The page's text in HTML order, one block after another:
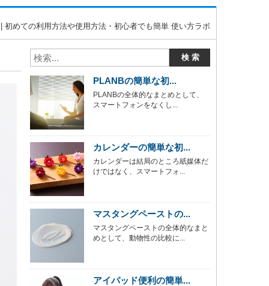
めての利用方法や使用方法・初心者でも簡単 使い方ラボ
PLANBの簡単な初...
PLANBの全体的なまとめとして、
スマートフォンをなくし...
カレンダーの簡単な初...
カレンダーは結局のところ紙媒体だ
けではなく、スマートフォ...
マスタングペーストの...
マスタングペーストの全体的なまと
めとして、動物性の比較に...
アイパッド便利の簡単...